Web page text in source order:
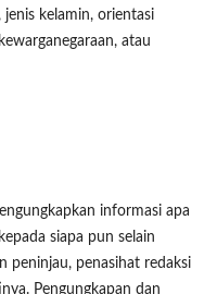
kelamin, orientasi
atau
informasi apa
siapa pun selain
peninjau, penasihat redaksi
Pengungkapan dan